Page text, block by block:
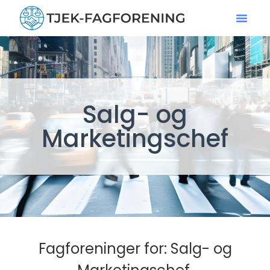
Salg- og
Marketingschef
Fagforeninger for: Salg- og